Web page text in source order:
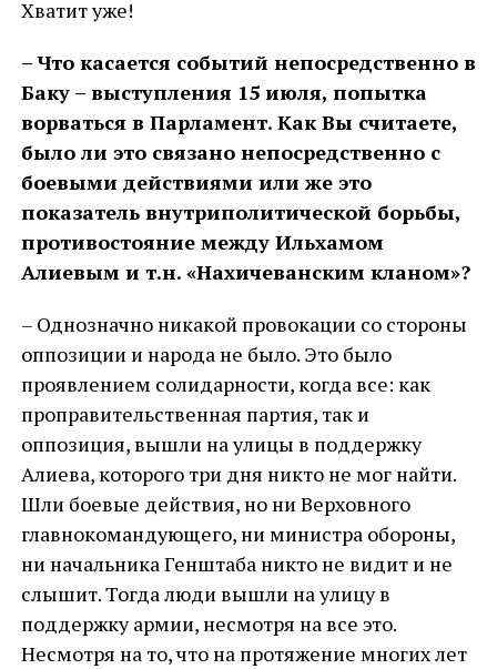
Хватит уже!
– Что касается событий непосредственно в
Баку – выступления 15 июля, попытка
ворваться в Парламент. Как Вы считаете,
было ли это связано непосредственно с
боевыми действиями или же это
показатель внутриполитической борьбы,
противостояние между Ильхамом
Алиевым и т.н. «Нахичеванским кланом»?
– Однозначно никакой провокации со стороны
оппозиции и народа не было. Это было
проявлением солидарности, когда все: как
проправительственная партия, так и
оппозиция, вышли на улицы в поддержку
Алиева, которого три дня никто не мог найти.
Шли боевые действия, но ни Верховного
главнокомандующего, ни министра обороны,
ни начальника Генштаба никто не видит и не
слышит. Тогда люди вышли на улицу в
поддержку армии, несмотря на все это.
Несмотря на то, что на протяжение многих лет